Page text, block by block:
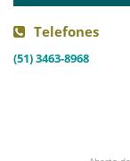
Telefones
(51) 3463-8968